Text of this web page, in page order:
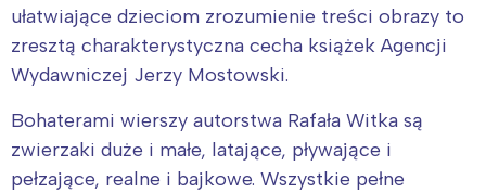
ułatwiające dzieciom zrozumienie treści obrazy to
zresztą charakterystyczna cecha książek Agencji
Wydawniczej Jerzy Mostowski.
Bohaterami wierszy autorstwa Rafała Witka są
zwierzaki duże i małe, latające, pływające i
pełzające, realne i bajkowe. Wszystkie pełne